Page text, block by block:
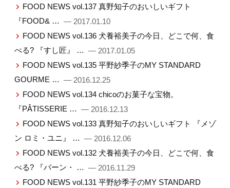
FOOD NEWS vol.137 真野知子のおいしいギフト
『FOOD& … — 2017.01.10
FOOD NEWS vol.136 犬養裕美子の今日、どこで何、食
べる? 『すし匠』 … — 2017.01.05
FOOD NEWS vol.135 平野紗季子のMY STANDARD
GOURME … — 2016.12.25
FOOD NEWS vol.134 chicoのお菓子な宝物。
『PÂTISSERIE … — 2016.12.13
FOOD NEWS vol.133 真野知子のおいしいギフト 『メゾ
ン ロミ・ユニ』 … — 2016.12.06
FOOD NEWS vol.132 犬養裕美子の今日、どこで何、食
べる? 『バーン・ … — 2016.11.29
FOOD NEWS vol.131 平野紗季子のMY STANDARD